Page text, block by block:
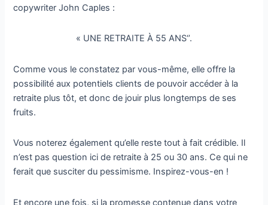
copywriter John Caples :
« UNE RETRAITE À 55 ANS‘’.
Comme vous le constatez par vous-même, elle offre la
possibilité aux potentiels clients de pouvoir accéder à la
retraite plus tôt, et donc de jouir plus longtemps de ses
fruits.
Vous noterez également qu’elle reste tout à fait crédible. Il
n’est pas question ici de retraite à 25 ou 30 ans. Ce qui ne
ferait que susciter du pessimisme. Inspirez-vous-en !
Et encore une fois, si la promesse contenue dans votre